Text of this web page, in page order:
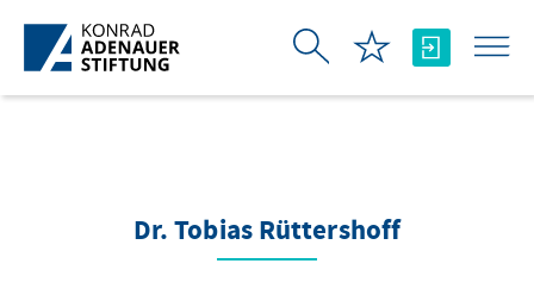
Skip to Main Content
Dr. Tobias Rüttershoff